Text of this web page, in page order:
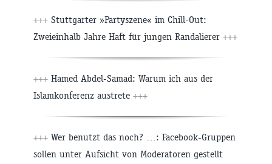
+++ Stuttgarter »Partyszene« im Chill-Out:
Zweieinhalb Jahre Haft für jungen Randalierer +++
+++ Hamed Abdel-Samad: Warum ich aus der
Islamkonferenz austrete +++
+++ Wer benutzt das noch? …: Facebook-Gruppen
sollen unter Aufsicht von Moderatoren gestellt